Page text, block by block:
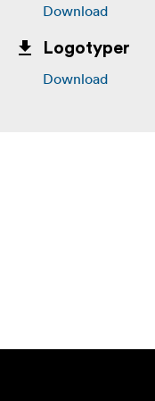
Download
Logotyper
Download